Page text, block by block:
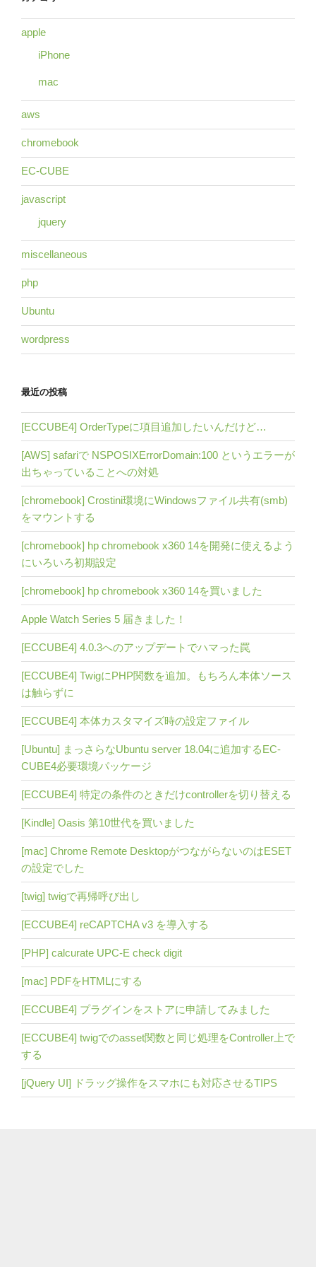
apple
iPhone
mac
aws
chromebook
EC-CUBE
javascript
jquery
miscellaneous
php
Ubuntu
wordpress
最近の投稿
[ECCUBE4] OrderTypeに項目追加したいんだけど…
[AWS] safariで NSPOSIXErrorDomain:100 というエラーが
出ちゃっていることへの対処
[chromebook] Crostini環境にWindowsファイル共有(smb)
をマウントする
[chromebook] hp chromebook x360 14を開発に使えるよう
にいろいろ初期設定
[chromebook] hp chromebook x360 14を買いました
Apple Watch Series 5 届きました！
[ECCUBE4] 4.0.3へのアップデートでハマった罠
[ECCUBE4] TwigにPHP関数を追加。もちろん本体ソース
は触らずに
[ECCUBE4] 本体カスタマイズ時の設定ファイル
[Ubuntu] まっさらなUbuntu server 18.04に追加するEC-
CUBE4必要環境パッケージ
[ECCUBE4] 特定の条件のときだけcontrollerを切り替える
[Kindle] Oasis 第10世代を買いました
[mac] Chrome Remote DesktopがつながらないのはESET
の設定でした
[twig] twigで再帰呼び出し
[ECCUBE4] reCAPTCHA v3 を導入する
[PHP] calcurate UPC-E check digit
[mac] PDFをHTMLにする
[ECCUBE4] プラグインをストアに申請してみました
[ECCUBE4] twigでのasset関数と同じ処理をController上で
する
[jQuery UI] ドラッグ操作をスマホにも対応させるTIPS